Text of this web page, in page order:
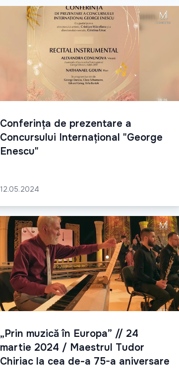
Conferința de prezentare a
Concursului Internațional "George
Enescu"
12.05.2024
„Prin muzică în Europa” // 24
martie 2024 / Maestrul Tudor
Chiriac la cea de-a 75-a aniversare